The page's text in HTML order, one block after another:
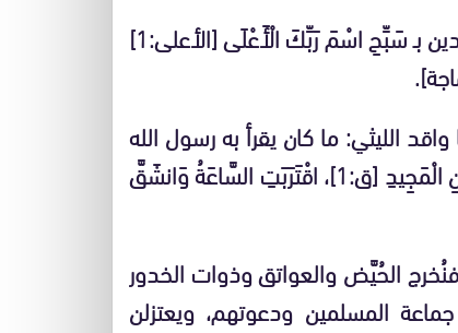
2 – وعن النعمان بن بشير أن رسول الله كان يقرأ في العيدين بـ سَبِّحِ اسْمَ رَبِّكَ الْأَعْلَى [الأعلى:1]
الليثي: ما كان يقرأ به رسول الله
في الأضحى والفطر؟ فقال: { كان يقرأ فيهما بـ ق وَالْقُرْآنِ الْمَجِيدِ [ق:1]، اقْتَرَبَتِ السَّاعَةُ وَانشَقَّ
الحُيَّض والعواتق وذوات الخدور
المسلمين ودعوتهم، ويعتزلن